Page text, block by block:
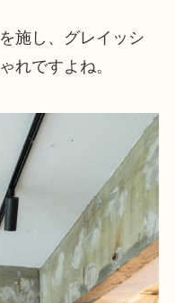
施し、グレイッシ
れですよね。